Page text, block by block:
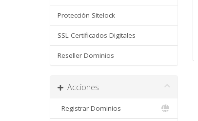
Protección Sitelock
SSL Certificados Digitales
Reseller Dominios
Acciones
Registrar Dominios